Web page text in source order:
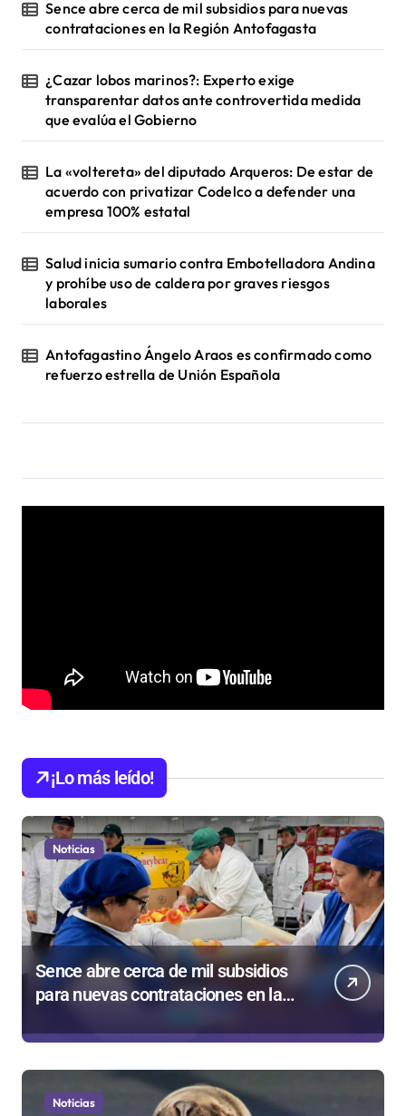
Sence abre cerca de mil subsidios para nuevas
contrataciones en la Región Antofagasta
¿Cazar lobos marinos?: Experto exige
transparentar datos ante controvertida medida
que evalúa el Gobierno
La «voltereta» del diputado Arqueros: De estar de
acuerdo con privatizar Codelco a defender una
empresa 100% estatal
Salud inicia sumario contra Embotelladora Andina
y prohíbe uso de caldera por graves riesgos
laborales
Antofagastino Ángelo Araos es confirmado como
refuerzo estrella de Unión Española
¡Lo más leído!
Noticias
Sence abre cerca de mil subsidios
para nuevas contrataciones en la
Noticias